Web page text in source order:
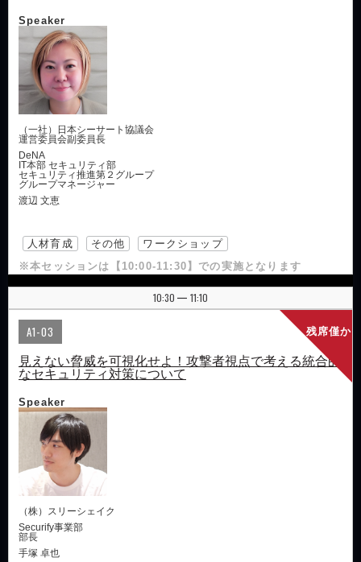
Speaker
（一社）日本シーサート協議会
運営委員会副委員長
DeNA
IT本部 セキュリティ部
セキュリティ推進第２グループ
グループマネージャー
渡辺 文恵
人材育成 その他
ワークショップ
※本セッションは【10:00-11:30】での実施となります
10:30 | 11:10
残席僅か
A1-03
見えない脅威を可視化せよ！攻撃者視点で考える統合的
なセキュリティ対策について
Speaker
（株）スリーシェイク
Securify事業部
部長
手塚 卓也